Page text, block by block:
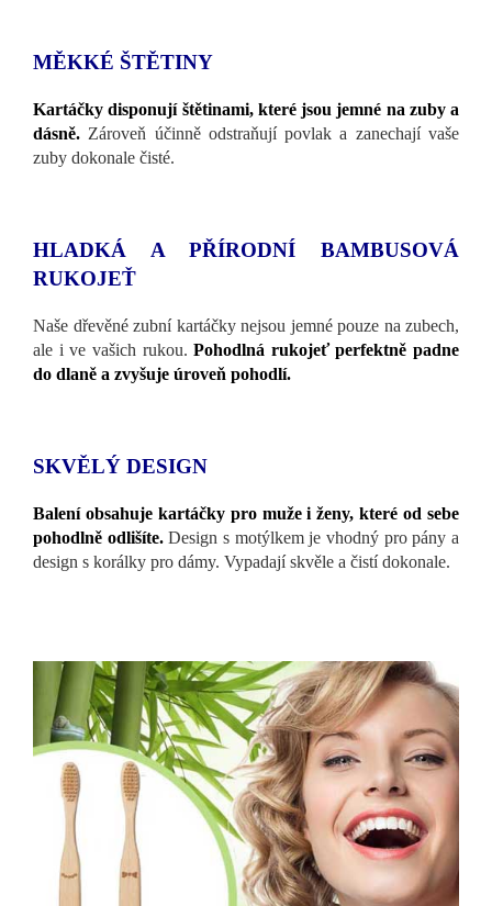
MĚKKÉ ŠTĚTINY
Kartáčky disponují štětinami, které jsou jemné na zuby a
dásně. Zároveň účinně odstraňují povlak a zanechají vaše
zuby dokonale čisté.
HLADKÁ A PŘÍRODNÍ BAMBUSOVÁ
RUKOJEŤ
Naše dřevěné zubní kartáčky nejsou jemné pouze na zubech,
ale i ve vašich rukou.Pohodlná rukojeť perfektně padne
do dlaně a zvyšuje úroveň pohodlí.
SKVĚLÝ DESIGN
Balení obsahuje kartáčky pro muže i ženy, které od sebe
pohodlně odlišíte.Design s motýlkem je vhodný pro pány a
design s korálky pro dámy. Vypadají skvěle a čistí dokonale.